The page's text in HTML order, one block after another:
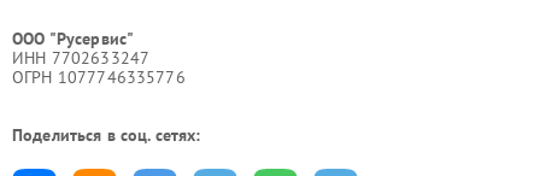
ООО "Русервис"
ИНН 7702633247
ОГРН 1077746335776
Поделиться в соц. сетях: